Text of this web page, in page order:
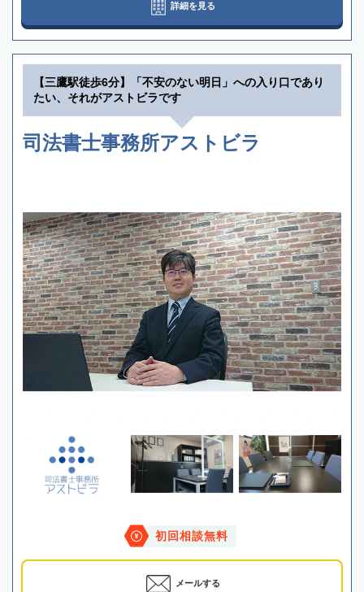
詳細を見る
【三鷹駅徒歩6分】「不安のない明日」への入り口であり
たい、それがアストビラです
司法書士事務所アストビラ
初回相談無料
メールする